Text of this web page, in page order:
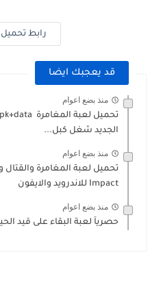
رابط تحميل
قد يعجبك ايضا
منذ بضع اعوام
الجديد شغل كبل...
منذ بضع اعوام
Impact للاندرويد والايفون
منذ بضع اعوام
حصريآ لعبة البقاء على قيد